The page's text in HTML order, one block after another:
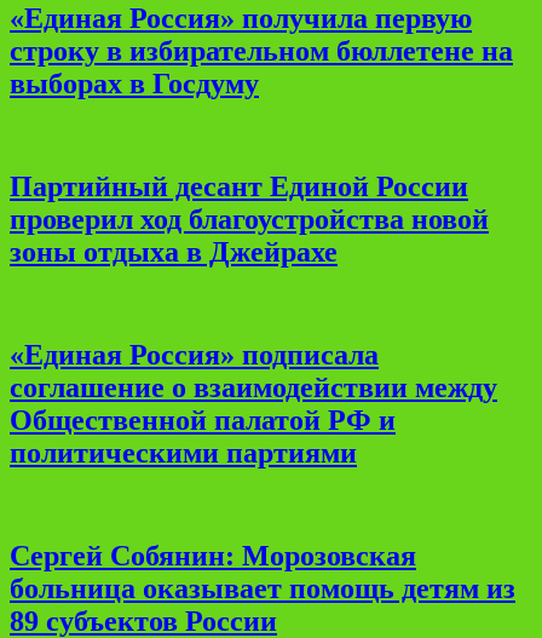
«Единая Россия» получила первую
строку в избирательном бюллетене на
выборах в Госдуму
Партийный десант Единой России
проверил ход благоустройства новой
зоны отдыха в Джейрахе
«Единая Россия» подписала
соглашение о взаимодействии между
Общественной палатой РФ и
политическими партиями
Сергей Собянин: Морозовская
больница оказывает помощь детям из
89 субъектов России